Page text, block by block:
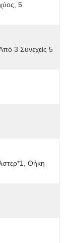
5
3 Συνεχείς 5
Θήκη